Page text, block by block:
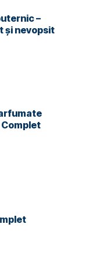
–
și nevopsit
Complet